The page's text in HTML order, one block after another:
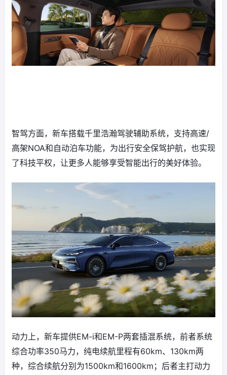
智驾方面，新车搭载千里浩瀚驾驶辅助系统，支持高速/
高架NOA和自动泊车功能，为出行安全保驾护航，也实现
了科技平权，让更多人能够享受智能出行的美好体验。
动力上，新车提供EM-i和EM-P两套插混系统，前者系统
综合功率350马力，纯电续航里程有60km、130km两
种，综合续航分别为1500km和1600km；后者主打动力